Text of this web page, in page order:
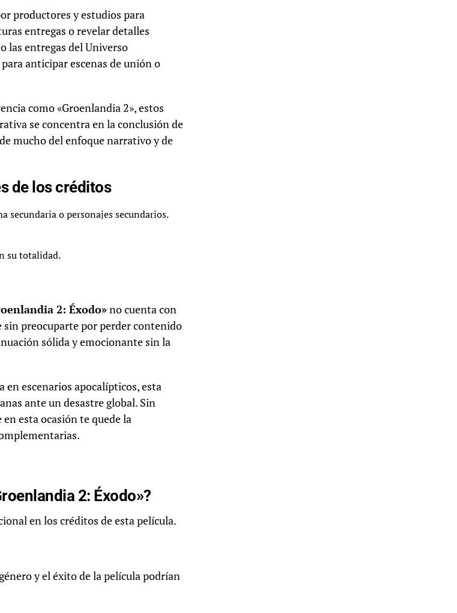
productores y estudios para
entregas o revelar detalles
las entregas del Universo
anticipar escenas de unión o
como «Groenlandia 2», estos
se concentra en la conclusión de
mucho del enfoque narrativo y de
de los créditos
secundaria o personajes secundarios.
su totalidad.
2: Éxodo»no cuenta con
sin preocuparte por perder contenido
sólida y emocionante sin la
en escenarios apocalípticos, esta
ante un desastre global. Sin
esta ocasión te quede la
2: Éxodo»?
en los créditos de esta película.
y el éxito de la película podrían